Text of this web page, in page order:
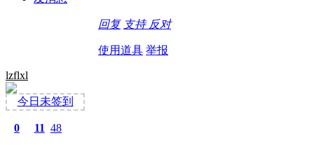
回复 支持 反对
使用道具 举报
lzflxl
今日未签到
0 11 48